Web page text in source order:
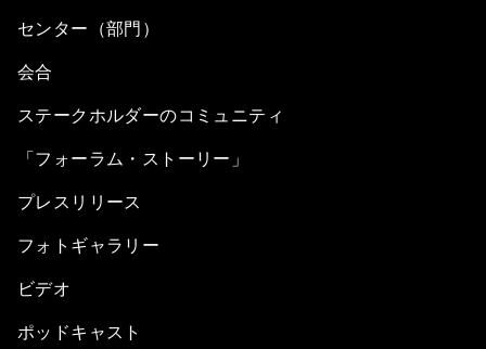
センター（部門）
会合
ステークホルダーのコミュニティ
「フォーラム・ストーリー」
プレスリリース
フォトギャラリー
ビデオ
ポッドキャスト